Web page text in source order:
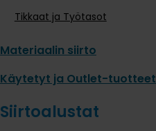
Tikkaat ja Työtasot
Materiaalin siirto
Käytetyt ja Outlet-tuotteet
Siirtoalustat